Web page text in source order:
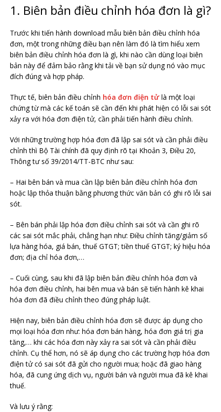
1. Biên bản điều chỉnh hóa đơn là gì?
Trước khi tiến hành download mẫu biên bản điều chỉnh hóa
đơn, một trong những điều bạn nên làm đó là tìm hiểu xem
biên bản điều chỉnh hóa đơn là gì, khi nào cần dùng loại biên
bản này để đảm bảo rằng khi tải về bạn sử dụng nó vào mục
đích đúng và hợp pháp.
Thực tế, biên bản điều chỉnh hóa đơn điện tửlà một loại
chứng từ mà các kế toán sẽ cần đến khi phát hiện có lỗi sai sót
xảy ra với hóa đơn điện tử, cần phải tiến hành điều chỉnh.
Với những trường hợp hóa đơn đã lập sai sót và cần phải điều
chỉnh thì Bộ Tài chính đã quy định rõ tại Khoản 3, Điều 20,
Thông tư số 39/2014/TT-BTC như sau:
– Hai bên bán và mua cần lập biên bản điều chỉnh hóa đơn
hoặc lập thỏa thuận bằng phương thức văn bản có ghi rõ lỗi sai
sót.
– Bên bán phải lập hóa đơn điều chỉnh sai sót và cần ghi rõ
các sai sót mắc phải, chẳng hạn như: Điều chỉnh tăng/giảm số
lựa hàng hóa, giá bán, thuế GTGT; tiền thuế GTGT; ký hiệu hóa
đơn; địa chỉ hóa đơn,…
– Cuối cùng, sau khi đã lập biên bản điều chỉnh hóa đơn và
hóa đơn điều chỉnh, hai bên mua và bán sẽ tiến hành kê khai
hóa đơn đã điều chỉnh theo đúng pháp luật.
Hiện nay, biên bản điều chỉnh hóa đơn sẽ được áp dụng cho
mọi loại hóa đơn như: hóa đơn bán hàng, hóa đơn giá trị gia
tăng,… khi các hóa đơn này xảy ra sai sót và cần phải điều
chỉnh. Cụ thể hơn, nó sẽ áp dụng cho các trường hợp hóa đơn
điện tử có sai sót đã gửi cho người mua; hoặc đã giao hàng
hóa, đã cung ứng dịch vụ, người bán và người mua đã kê khai
thuế.
Và lưu ý rằng: